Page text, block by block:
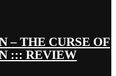
– THE CURSE OF
::: REVIEW